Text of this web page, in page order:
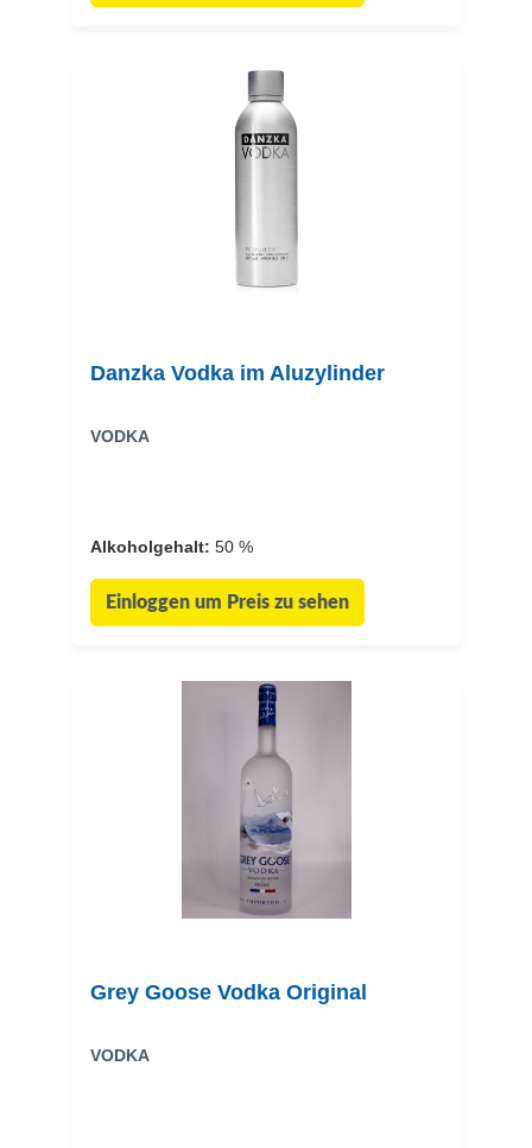
Danzka Vodka im Aluzylinder
VODKA
Alkoholgehalt: 50 %
Einloggen um Preis zu sehen
Grey Goose Vodka Original
VODKA